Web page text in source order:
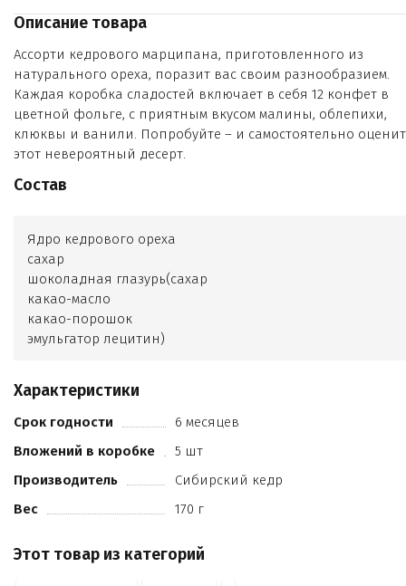
Описание товара
Ассорти кедрового марципана, приготовленного из
натурального ореха, поразит вас своим разнообразием.
Каждая коробка сладостей включает в себя 12 конфет в
цветной фольге, с приятным вкусом малины, облепихи,
клюквы и ванили. Попробуйте – и самостоятельно
этот невероятный десерт.
Состав
Ядро кедрового ореха
сахар
шоколадная глазурь(сахар
какао-масло
какао-порошок
эмульгатор лецитин)
ядро миндаля
молоко сухое обезжиренное
пастила облепиховая (пюре яблочное
ягоды облепихи)
лецитин (эмульгатор)
Характеристики
Срок годности
6 месяцев
Вложений в коробке
5 шт
Производитель
Сибирский кедр
Вес
170 г
Этот товар из категорий